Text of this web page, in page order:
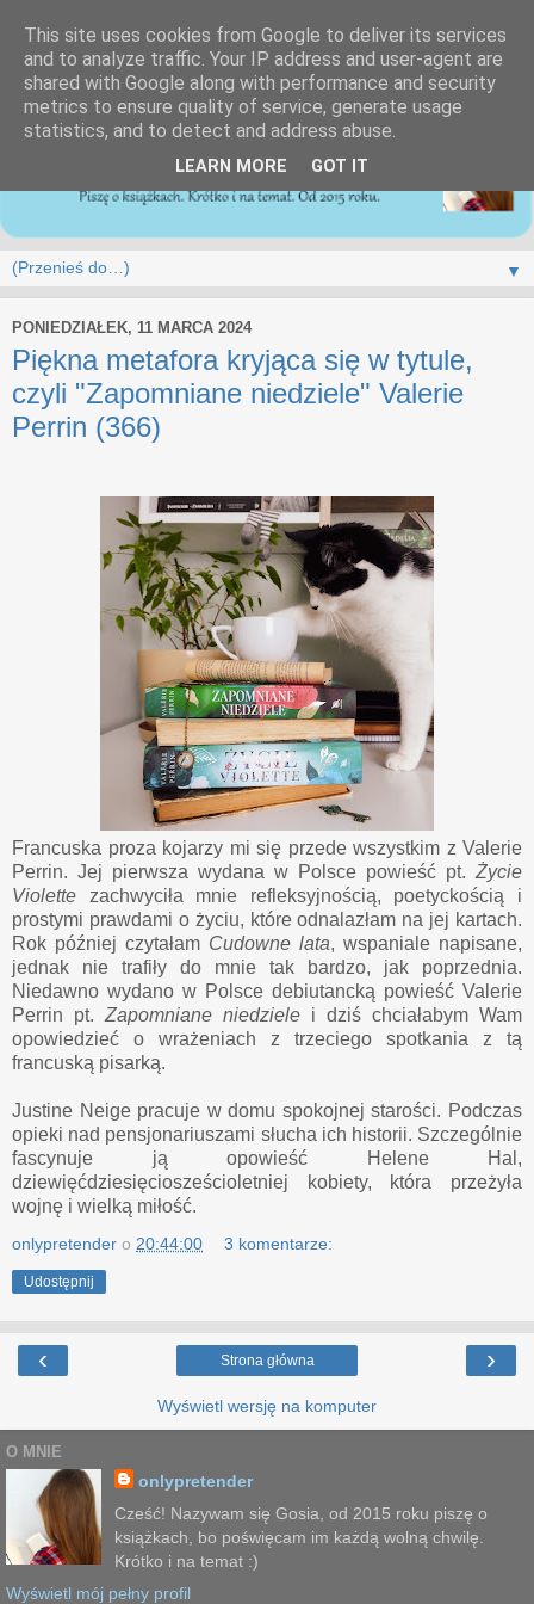
▼
PONIEDZIAŁEK, 11 MARCA 2024
Piękna metafora kryjąca się w tytule,
czyli "Zapomniane niedziele" Valerie
Perrin (366)
Francuska proza kojarzy mi się przede wszystkim z Valerie
Perrin. Jej pierwsza wydana w Polsce powieść pt. Życie
Violette zachwyciła mnie refleksyjnością, poetyckością i
prostymi prawdami o życiu, które odnalazłam na jej kartach.
Rok później czytałam Cudowne lata, wspaniale napisane,
jednak nie trafiły do mnie tak bardzo, jak poprzednia.
Niedawno wydano w Polsce debiutancką powieść Valerie
Perrin pt. Zapomniane niedziele i dziś chciałabym Wam
opowiedzieć o wrażeniach z trzeciego spotkania z tą
francuską pisarką.
Justine Neige pracuje w domu spokojnej starości. Podczas
opieki nad pensjonariuszami słucha ich historii. Szczególnie
fascynuje ją opowieść Helene Hal,
dziewięćdziesięciosześcioletniej kobiety, która przeżyła
wojnę i wielką miłość.
onlypretender o 20:44:00 3 komentarze:
Udostępnij
‹ ›
Strona główna
Wyświetl wersję na komputer
O MNIE
onlypretender
Cześć! Nazywam się Gosia, od 2015 roku piszę o
książkach, bo poświęcam im każdą wolną chwilę.
Krótko i na temat :)
Wyświetl mój pełny profil
This site uses cookies from Google to deliver its services
and to analyze traffic. Your IP address and user-agent are
shared with Google along with performance and security
metrics to ensure quality of service, generate usage
statistics, and to detect and address abuse.
LEARN MORE GOT IT